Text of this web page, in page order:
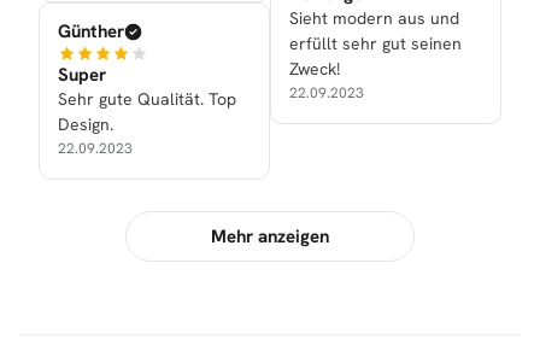
Günther
Super
Sehr gute Qualität. Top
Design.
22.09.2023
Sieht modern aus und
erfüllt sehr gut seinen
Zweck!
22.09.2023
Mehr anzeigen